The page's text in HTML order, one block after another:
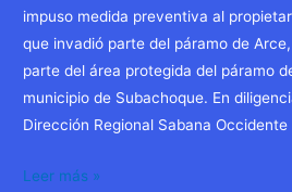
impuso medida preventiva al
que invadió parte del páramo de
parte del área protegida del páramo
municipio de Subachoque. En
Dirección Regional Sabana
Leer más »